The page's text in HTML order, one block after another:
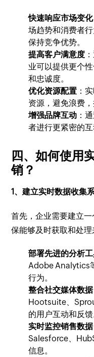
快速响应市场变化
场趋势和消费者
保持竞争优势。
提高客户满意度
业可以提供更个
和忠诚度。
优化资源配置 ：
资源，避免浪费
增强品牌互动 ：
者进行更紧密的
四、如何使用
销？
1、建立实时数据收集
首先，企业需要建立
保能够及时获取和处理
部署先进的分析
Adobe Analytics
行为。
整合社交媒体数
Hootsuite、
的用户互动和反馈
实时监控销售数
Salesforce、
信息。